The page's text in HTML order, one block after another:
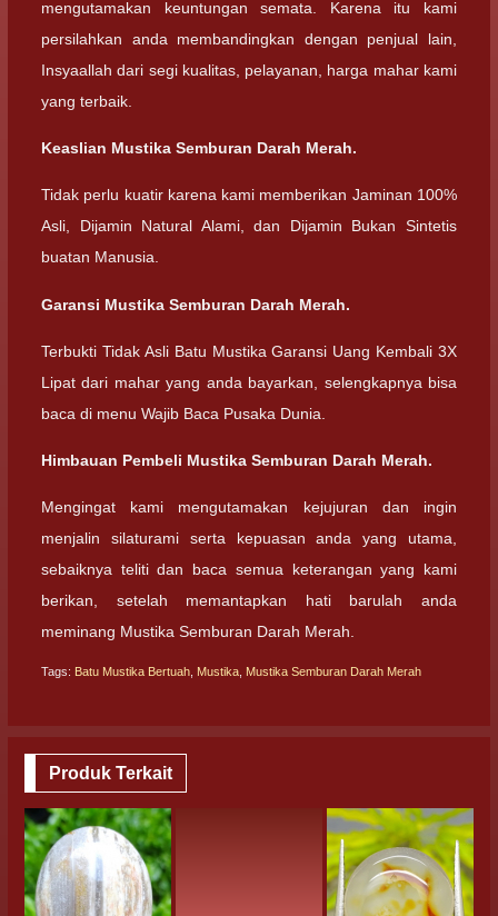
mengutamakan keuntungan semata. Karena itu kami
persilahkan anda membandingkan dengan penjual lain,
Insyaallah dari segi kualitas, pelayanan, harga mahar kami
yang terbaik.
Keaslian Mustika Semburan Darah Merah.
Tidak perlu kuatir karena kami memberikan Jaminan 100%
Asli, Dijamin Natural Alami, dan Dijamin Bukan Sintetis
buatan Manusia.
Garansi Mustika Semburan Darah Merah.
Terbukti Tidak Asli Batu Mustika Garansi Uang Kembali 3X
Lipat dari mahar yang anda bayarkan, selengkapnya bisa
baca di menu Wajib Baca Pusaka Dunia.
Himbauan Pembeli Mustika Semburan Darah Merah.
Mengingat kami mengutamakan kejujuran dan ingin
menjalin silaturami serta kepuasan anda yang utama,
sebaiknya teliti dan baca semua keterangan yang kami
berikan, setelah memantapkan hati barulah anda
meminang Mustika Semburan Darah Merah.
Tags: Batu Mustika Bertuah Mustika Mustika Semburan Darah Merah
Produk Terkait